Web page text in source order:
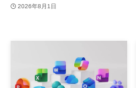
2026年8月1日